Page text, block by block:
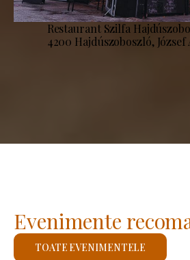
Restaurant Szilfa
4200 Hajdúszoboszló,
Evenimente
TOATE EVENIMENTELE